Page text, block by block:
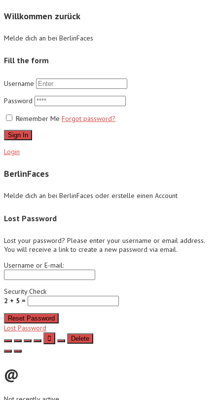
Willkommen zurück
Melde dich an bei BerlinFaces
Fill the form
Username
Password
Remember Me Forgot password?
Sign In
Login
BerlinFaces
Melde dich an bei BerlinFaces oder erstelle einen Account
Lost Password
Lost your password? Please enter your username or email address.
You will receive a link to create a new password via email.
Username or E-mail:
Security Check
2 + 5 =
Reset Password
Lost Password
Delete
@